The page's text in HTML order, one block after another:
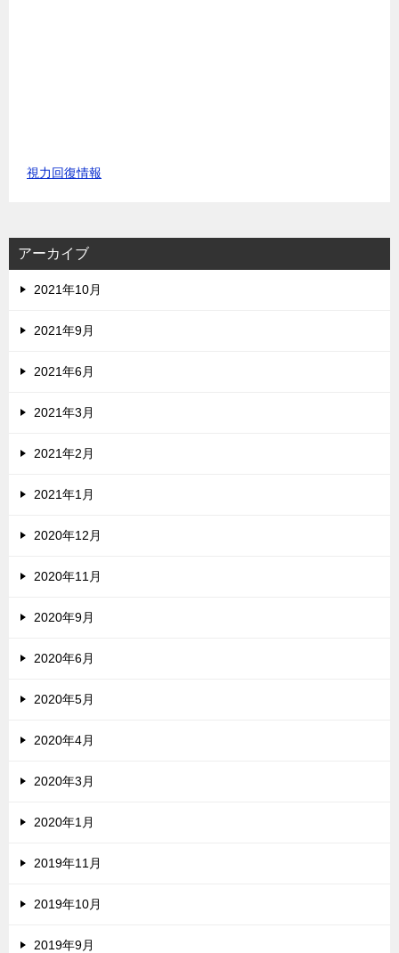
視力回復情報
アーカイブ
2021年10月
2021年9月
2021年6月
2021年3月
2021年2月
2021年1月
2020年12月
2020年11月
2020年9月
2020年6月
2020年5月
2020年4月
2020年3月
2020年1月
2019年11月
2019年10月
2019年9月